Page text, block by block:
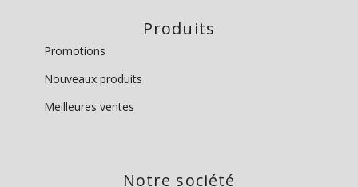
Produits
Promotions
Nouveaux produits
Meilleures ventes
Notre société